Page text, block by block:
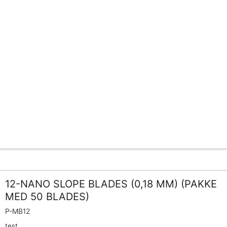
12-NANO SLOPE BLADES (0,18 MM) (PAKKE
MED 50 BLADES)
P-MB12